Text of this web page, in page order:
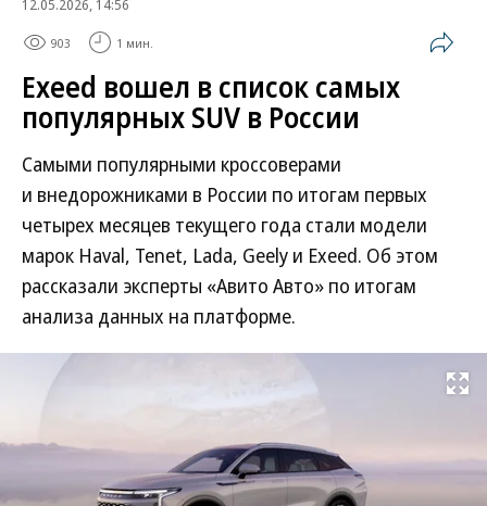
12.05.2026, 14:56
903 1 мин.
Exeed вошел в список самых
популярных SUV в России
Самыми популярными кроссоверами
и внедорожниками в России по итогам первых
четырех месяцев текущего года стали модели
марок Haval, Tenet, Lada, Geely и Exeed. Об этом
рассказали эксперты «Авито Авто» по итогам
анализа данных на платформе.
Развернуть